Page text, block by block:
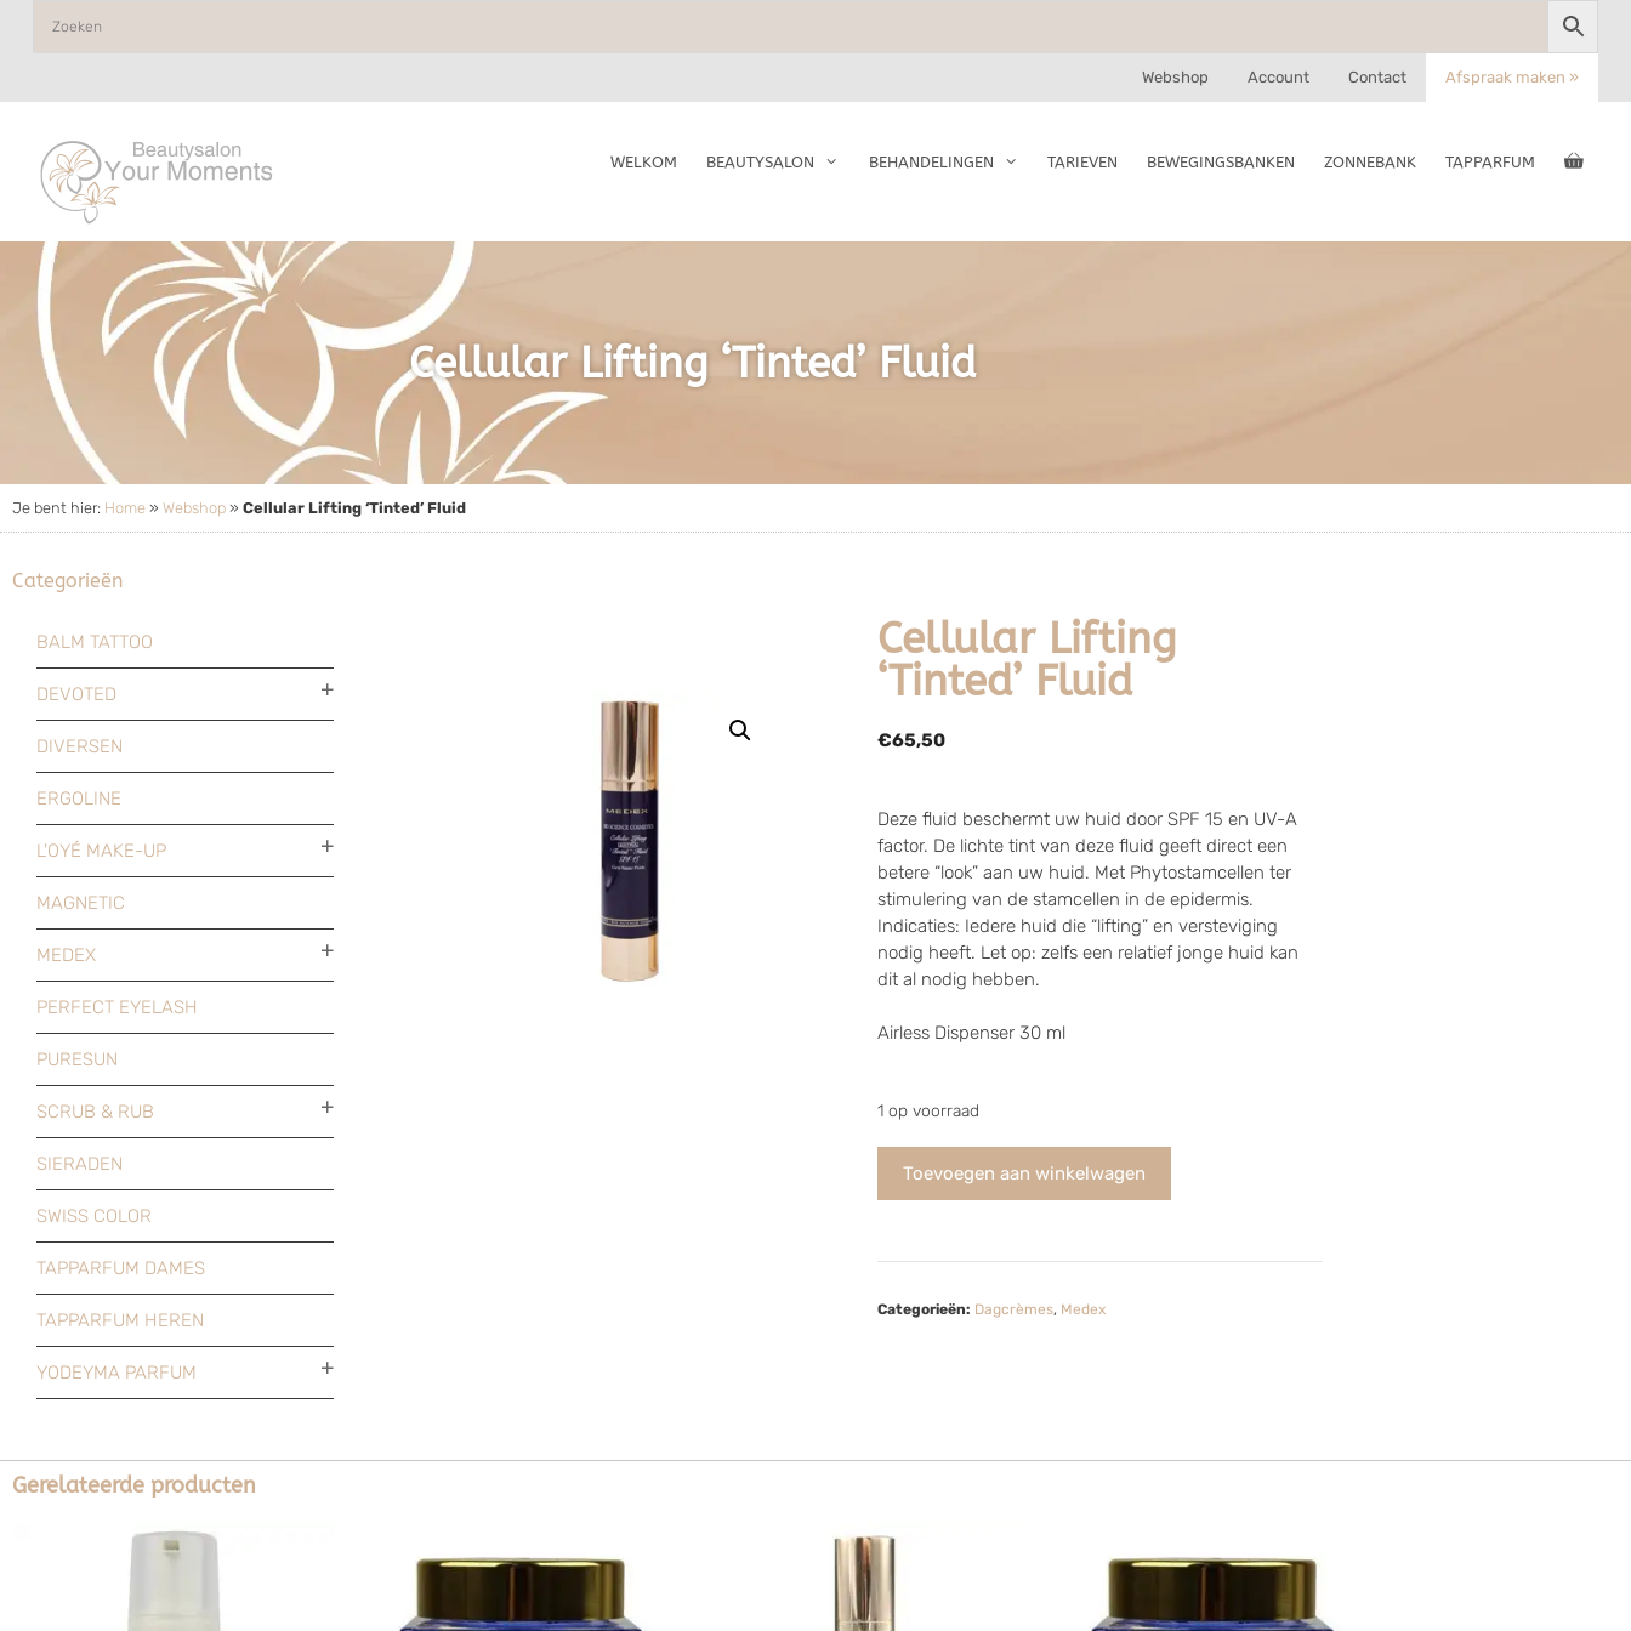
Webshop Account Contact Afspraak maken »
WELKOM BEAUTYSALON BEHANDELINGEN TARIEVEN BEWEGINGSBANKEN ZONNEBANK TAPPARFUM
Cellular Lifting ‘Tinted’ Fluid
Je bent hier: Home » Webshop » Cellular Lifting ‘Tinted’ Fluid
Categorieën
BALM TATTOO
DEVOTED
DIVERSEN
ERGOLINE
L'OYÉ MAKE-UP
MAGNETIC
MEDEX
PERFECT EYELASH
PURESUN
SCRUB & RUB
SIERADEN
SWISS COLOR
TAPPARFUM DAMES
TAPPARFUM HEREN
YODEYMA PARFUM
Cellular Lifting
‘Tinted’ Fluid
€65,50
Deze fluid beschermt uw huid door SPF 15 en UV-A
factor. De lichte tint van deze fluid geeft direct een
betere “look” aan uw huid. Met Phytostamcellen ter
stimulering van de stamcellen in de epidermis.
Indicaties: Iedere huid die “lifting” en versteviging
nodig heeft. Let op: zelfs een relatief jonge huid kan
dit al nodig hebben.
Airless Dispenser 30 ml
1 op voorraad
Toevoegen aan winkelwagen
Categorieën: Dagcrèmes, Medex
Gerelateerde producten